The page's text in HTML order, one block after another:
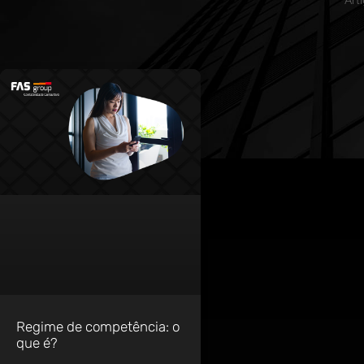
Regime de competência: o
que é?